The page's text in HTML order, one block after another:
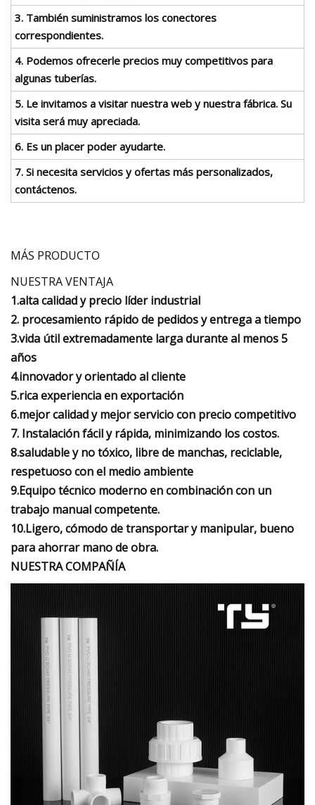
3. También suministramos los conectores
correspondientes.
4. Podemos ofrecerle precios muy competitivos para
algunas tuberías.
5. Le invitamos a visitar nuestra web y nuestra fábrica. Su
visita será muy apreciada.
6. Es un placer poder ayudarte.
7. Si necesita servicios y ofertas más personalizados,
contáctenos.
MÁS PRODUCTO
NUESTRA VENTAJA
1.alta calidad y precio líder industrial
2. procesamiento rápido de pedidos y entrega a tiempo
3.vida útil extremadamente larga durante al menos 5
años
4.innovador y orientado al cliente
5.rica experiencia en exportación
6.mejor calidad y mejor servicio con precio competitivo
7. Instalación fácil y rápida, minimizando los costos.
8.saludable y no tóxico, libre de manchas, reciclable,
respetuoso con el medio ambiente
9.Equipo técnico moderno en combinación con un
trabajo manual competente.
10.Ligero, cómodo de transportar y manipular, bueno
para ahorrar mano de obra.
NUESTRA COMPAÑÍA